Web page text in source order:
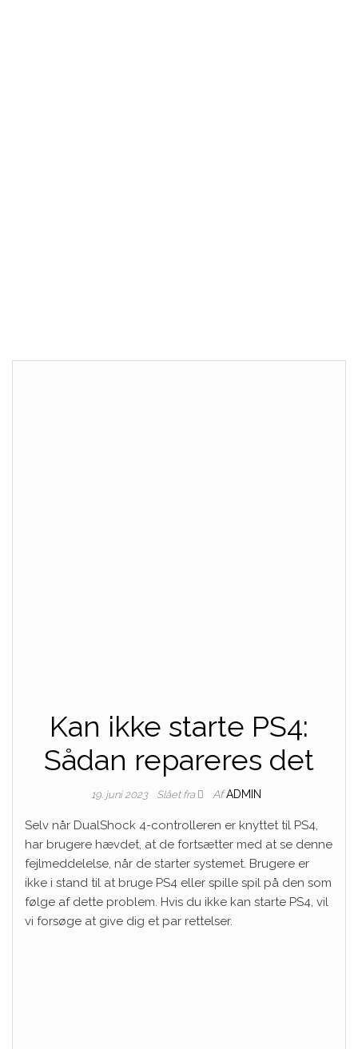
Kan ikke starte PS4:
Sådan repareres det
19. juni 2023 Slået fra Af ADMIN
Selv når DualShock 4-controlleren er knyttet til PS4,
har brugere hævdet, at de fortsætter med at se denne
fejlmeddelelse, når de starter systemet. Brugere er
ikke i stand til at bruge PS4 eller spille spil på den som
følge af dette problem. Hvis du ikke kan starte PS4, vil
vi forsøge at give dig et par rettelser.